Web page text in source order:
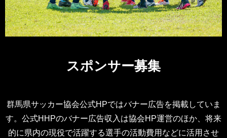
スポンサー募集
群馬県サッカー協会公式HPではバナー広告を掲載していま
す。公式HHPのバナー広告収入は協会HP運営のほか、将来
的に県内の現役で活躍する選手の活動費用などに活用させ